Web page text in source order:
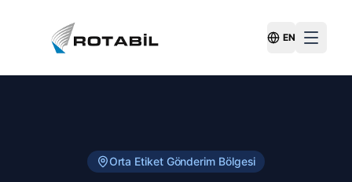
Switch
EN
Orta Etiket Gönderim Bölgesi